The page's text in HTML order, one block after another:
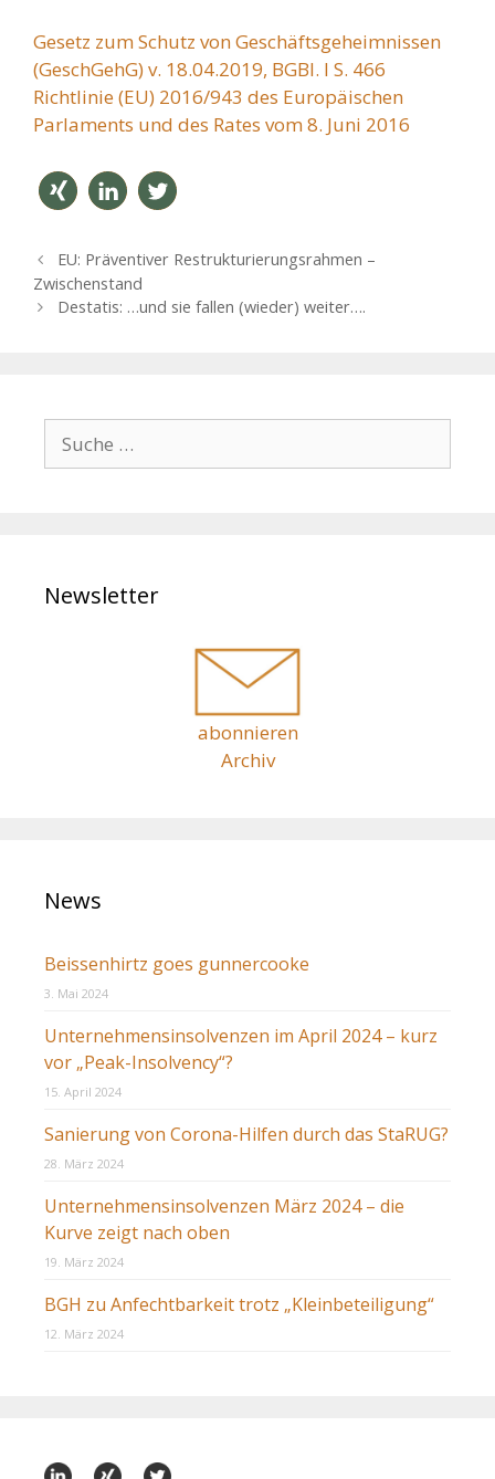
Gesetz zum Schutz von Geschäftsgeheimnissen
(GeschGehG) v. 18.04.2019, BGBl. I S. 466
Richtlinie (EU) 2016/943 des Europäischen
Parlaments und des Rates vom 8. Juni 2016
B
e
N
EU: Präventiver Restrukturierungsrahmen –
Zwischenstand
Destatis: …und sie fallen (wieder) weiter….
a
Newsletter
abonnieren
Archiv
News
Beissenhirtz goes gunnercooke
3. Mai 2024
Unternehmensinsolvenzen im April 2024 – kurz
vor „Peak-Insolvency“?
15. April 2024
Sanierung von Corona-Hilfen durch das StaRUG?
28. März 2024
Unternehmensinsolvenzen März 2024 – die
Kurve zeigt nach oben
19. März 2024
BGH zu Anfechtbarkeit trotz „Kleinbeteiligung“
12. März 2024